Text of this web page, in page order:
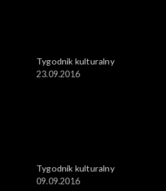
Tygodnik kulturalny
23.09.2016
Tygodnik kulturalny
09.09.2016